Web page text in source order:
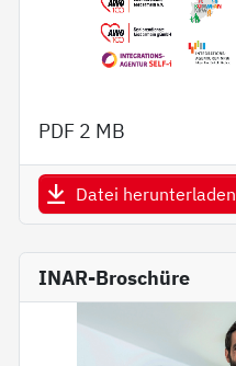
PDF 2 MB
Datei herunterladen
INAR-Broschüre